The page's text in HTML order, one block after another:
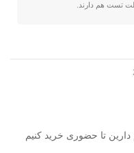
تست هم دارند.
تا حضوری خرید کنیم